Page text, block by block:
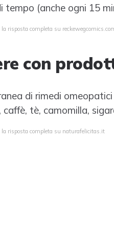
tempo (anche ogni 15
risposta completa su
con
di rimedi
tè, camomilla,
risposta completa su naturafelicitas.it